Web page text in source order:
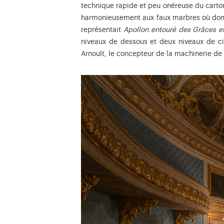
technique rapide et peu onéreuse du
harmonieusement aux faux marbres où
représentait Apollon entouré des Grâces
niveaux de dessous et deux niveaux de
Arnoult, le concepteur de la machinerie de